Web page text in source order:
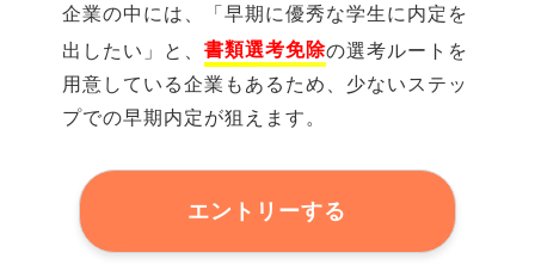
企業の中には、「早期に優秀な学生に内定を
出したい」と、 書類選考免除の選考ルートを
用意している企業もあるため、少ないステッ
プでの早期内定が狙えます。
エントリーする